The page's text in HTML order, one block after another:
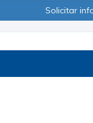
Solicitar